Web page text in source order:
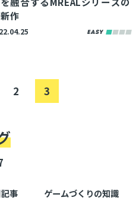
作
2 3
事 ゲームづくりの知識